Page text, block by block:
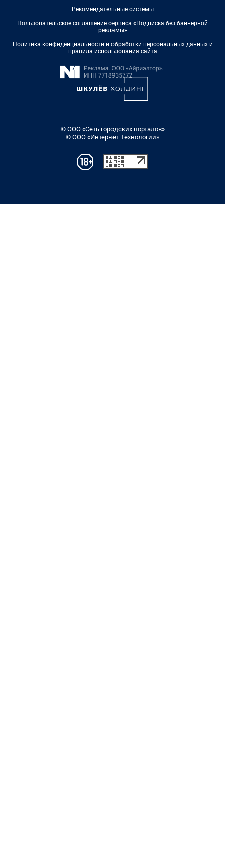
Рекомендательные системы
Пользовательское соглашение сервиса «Подписка без баннерной
рекламы»
Политика конфиденциальности и обработки персональных данных и
правила использования сайта
© ООО «Сеть городских порталов»
© ООО «Интернет Технологии»